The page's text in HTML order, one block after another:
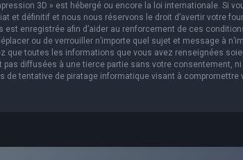
3D » est hébergé ou encore la loi internationale. Si
et définitif et nous nous réservons le droit d’avertir votre
enregistrée afin d’aider au renforcement de ces
ou de verrouiller n’importe quel sujet et message à
que toutes les informations que vous avez renseignées
diffusées à une tierce partie sans votre consentement, ni
de tentative de piratage informatique visant à compromettre